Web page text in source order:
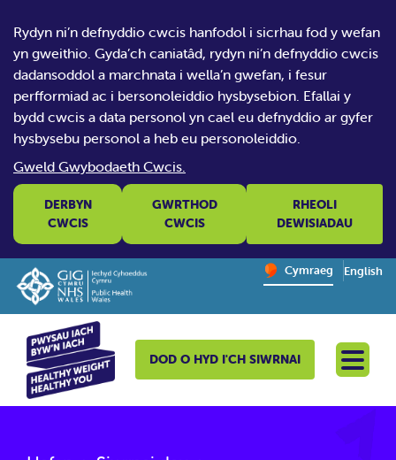
Rydyn ni’n defnyddio cwcis hanfodol i sicrhau fod y wefan
yn gweithio. Gyda’ch caniatâd, rydyn ni’n defnyddio cwcis
dadansoddol a marchnata i wella’n gwefan, i fesur
perfformiad ac i bersonoleiddio hysbysebion. Efallai y
bydd cwcis a data personol yn cael eu defnyddio ar gyfer
hysbysebu personol a heb eu personoleiddio.
Gweld Gwybodaeth Cwcis.
DERBYN
CWCIS
GWRTHOD
CWCIS
RHEOLI
DEWISIADAU
Change website
Cymraeg English
– Newid
DOD O HYD I'CH SIWRNAI